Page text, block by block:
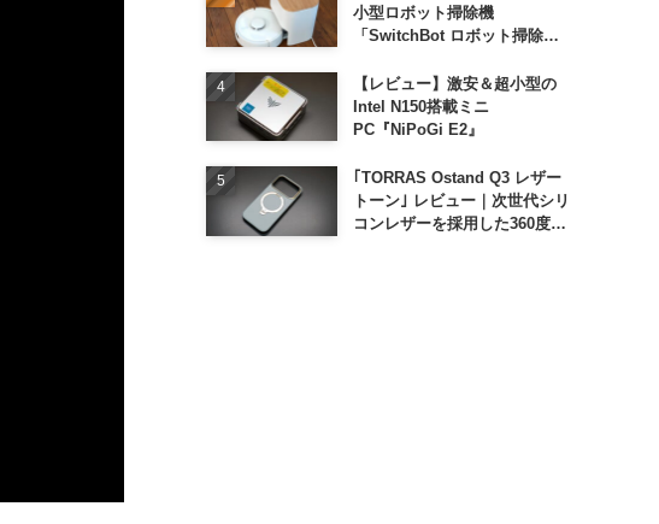
小型ロボット掃除機
「SwitchBot ロボット掃除機
【レビュー】激安＆超小型の
Intel N150搭載ミニ
PC『NiPoGi E2』
｢TORRAS Ostand Q3 レザー
トーン｣ レビュー｜次世代シリ
コンレザーを採用した360度回